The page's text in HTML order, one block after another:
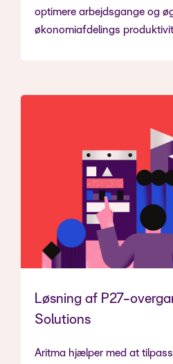
optimere arbejdsgange og
økonomiafdelings
Løsning af P27-
Solutions
Aritma hjælper med at